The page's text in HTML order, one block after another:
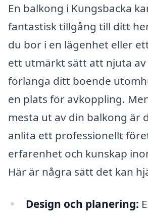
En balkong i Kungsbacka
fantastisk tillgång till ditt
du bor i en lägenhet eller
ett utmärkt sätt att njuta
förlänga ditt boende
en plats för avkoppling.
mesta ut av din balkong är
anlita ett professionellt
erfarenhet och kunskap
Här är några sätt det kan
Design och planering: